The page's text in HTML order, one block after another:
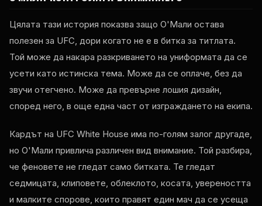
Цялата тази история показва защо О'Мали остава
полезен за UFC, дори когато не е в битка за титлата.
Той може да накара разкриването на униформата да се
усети като истинска тема. Може да се оплаче, без да
звучи отегчено. Може да превърне лошия дизайн,
според него, в още една част от изграждането на екипа.
Кардът на UFC White House има по-голям залог другаде,
но О'Мали привлича различен вид внимание. Той разбира,
че феновете не гледат само битката. Те гледат
седмицата, клиповете, облеклото, косата, увереността
и малките спорове, които правят един мач да се усеща